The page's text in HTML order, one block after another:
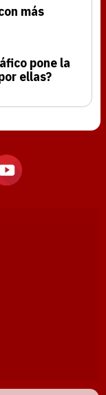
más
pone la
ellas?